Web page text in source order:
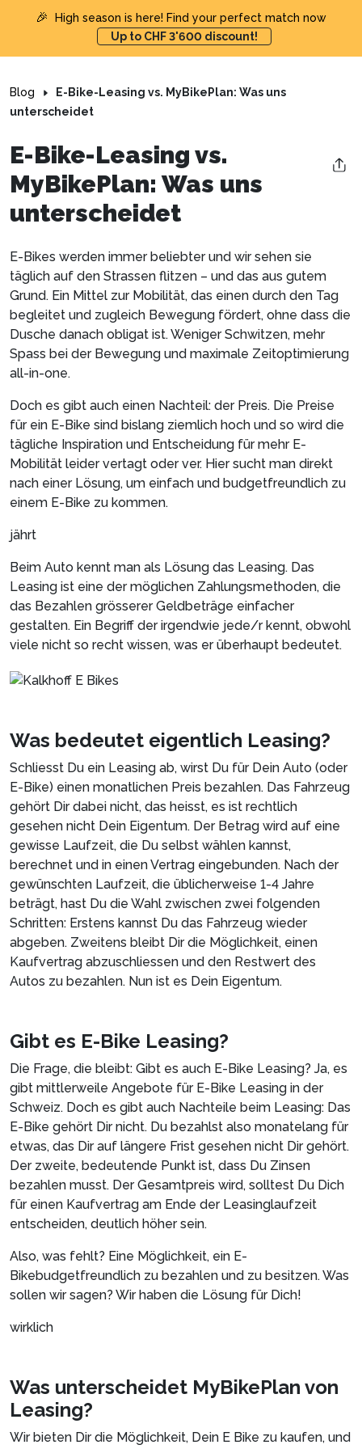
🎉
High season is here! Find your perfect match now
Up to CHF 3'600 discount!
Blog
E-Bike-Leasing vs. MyBikePlan: Was uns
unterscheidet
E-Bike-Leasing vs.
MyBikePlan: Was uns
unterscheidet
E-Bikes werden immer beliebter und wir sehen sie
täglich auf den Strassen flitzen – und das aus gutem
Grund. Ein Mittel zur Mobilität, das einen durch den Tag
begleitet und zugleich Bewegung fördert, ohne dass die
Dusche danach obligat ist. Weniger Schwitzen, mehr
Spass bei der Bewegung und maximale Zeitoptimierung
all-in-one.
Doch es gibt auch einen Nachteil: der Preis. Die Preise
für ein E-Bike sind bislang ziemlich hoch und so wird die
tägliche Inspiration und Entscheidung für mehr E-
Mobilität leider vertagt oder ver. Hier sucht man direkt
nach einer Lösung, um einfach und budgetfreundlich zu
einem E-Bike zu kommen.
jährt
Beim Auto kennt man als Lösung das Leasing. Das
Leasing ist eine der möglichen Zahlungsmethoden, die
das Bezahlen grösserer Geldbeträge einfacher
gestalten. Ein Begriff der irgendwie jede/r kennt, obwohl
viele nicht so recht wissen, was er überhaupt bedeutet.
Was bedeutet eigentlich Leasing?
Schliesst Du ein Leasing ab, wirst Du für Dein Auto (oder
E-Bike) einen monatlichen Preis bezahlen. Das Fahrzeug
gehört Dir dabei nicht, das heisst, es ist rechtlich
gesehen nicht Dein Eigentum. Der Betrag wird auf eine
gewisse Laufzeit, die Du selbst wählen kannst,
berechnet und in einen Vertrag eingebunden. Nach der
gewünschten Laufzeit, die üblicherweise 1-4 Jahre
beträgt, hast Du die Wahl zwischen zwei folgenden
Schritten: Erstens kannst Du das Fahrzeug wieder
abgeben. Zweitens bleibt Dir die Möglichkeit, einen
Kaufvertrag abzuschliessen und den Restwert des
Autos zu bezahlen. Nun ist es Dein Eigentum.
Gibt es E-Bike Leasing?
Die Frage, die bleibt: Gibt es auch E-Bike Leasing? Ja, es
gibt mittlerweile Angebote für E-Bike Leasing in der
Schweiz. Doch es gibt auch Nachteile beim Leasing: Das
E-Bike gehört Dir nicht. Du bezahlst also monatelang für
etwas, das Dir auf längere Frist gesehen nicht Dir gehört.
Der zweite, bedeutende Punkt ist, dass Du Zinsen
bezahlen musst. Der Gesamtpreis wird, solltest Du Dich
für einen Kaufvertrag am Ende der Leasinglaufzeit
entscheiden, deutlich höher sein.
Also, was fehlt? Eine Möglichkeit, ein E-
Bikebudgetfreundlich zu bezahlen und zu besitzen. Was
sollen wir sagen? Wir haben die Lösung für Dich!
wirklich
Was unterscheidet MyBikePlan von
Leasing?
Wir bieten Dir die Möglichkeit, Dein E Bike zu kaufen, und